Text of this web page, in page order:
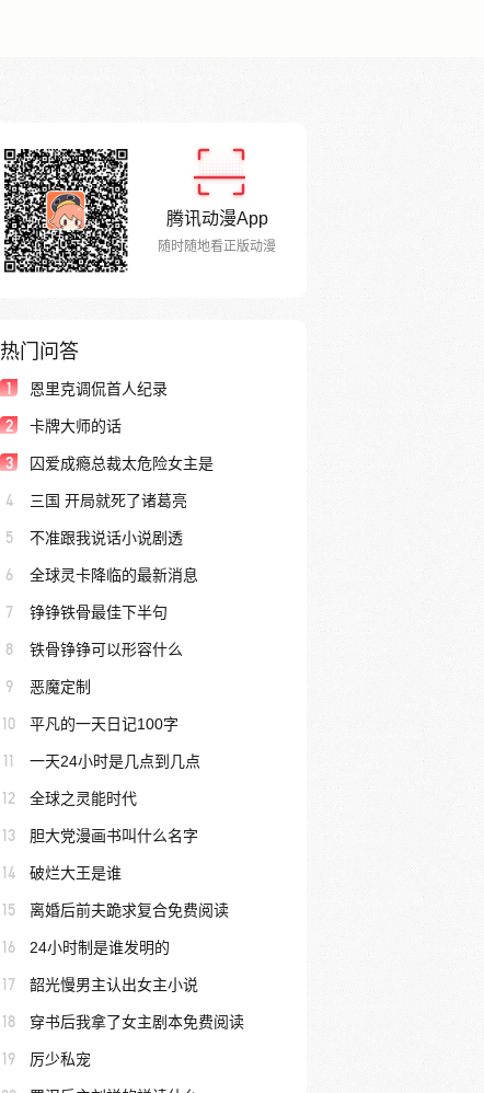
腾讯动漫App
随时随地看正版动漫
热门问答
1 恩里克调侃首人纪录
2 卡牌大师的话
3 囚爱成瘾总裁太危险女主是
4 三国 开局就死了诸葛亮
5 不准跟我说话小说剧透
6 全球灵卡降临的最新消息
7 铮铮铁骨最佳下半句
8 铁骨铮铮可以形容什么
9 恶魔定制
10 平凡的一天日记100字
11 一天24小时是几点到几点
12 全球之灵能时代
13 胆大党漫画书叫什么名字
14 破烂大王是谁
15 离婚后前夫跪求复合免费阅读
16 24小时制是谁发明的
17 韶光慢男主认出女主小说
18 穿书后我拿了女主剧本免费阅读
19 厉少私宠